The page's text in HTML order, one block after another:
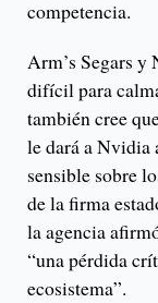
competencia.
Arm’s Segars y
difícil para
también cree
le dará a Nvidia
sensible sobre
de la firma
la agencia
“una pérdida
ecosistema”.